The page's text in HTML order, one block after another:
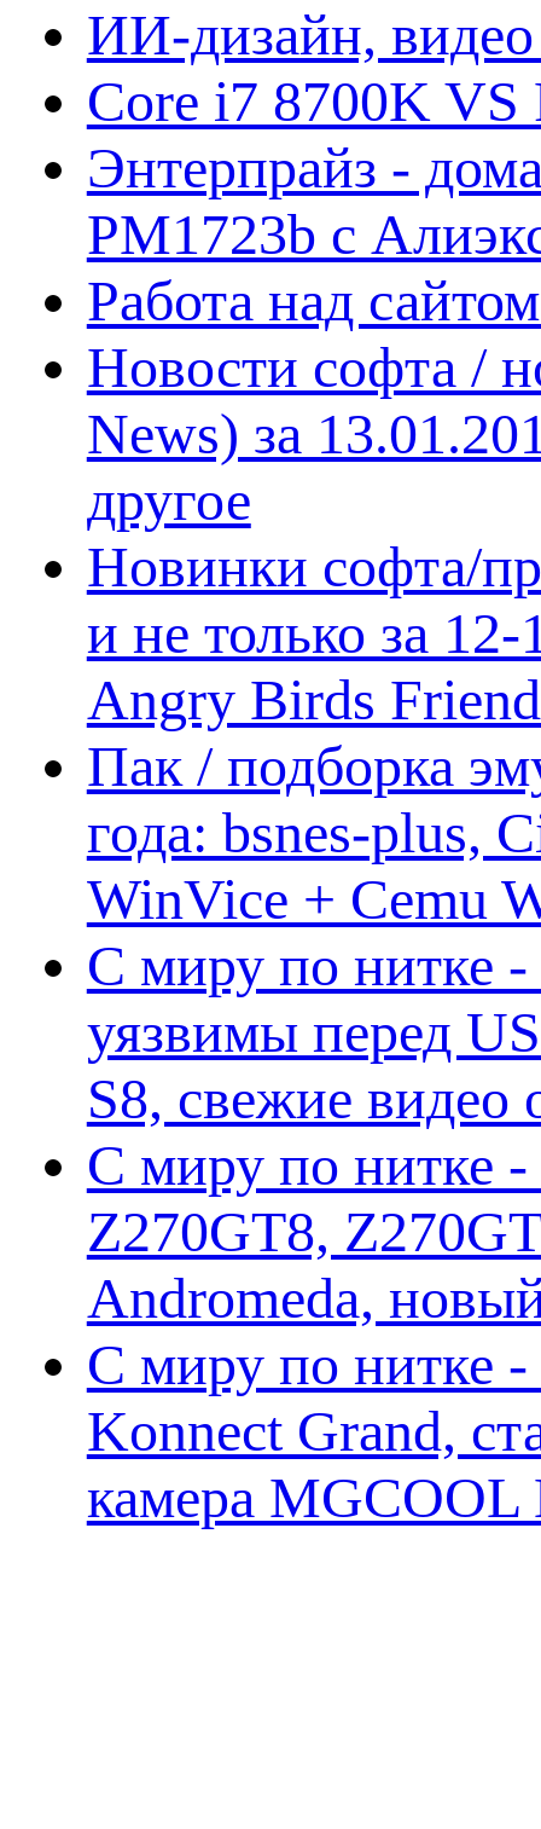
ИИ-дизайн,
Core i7 8700K VS
Энтерпрайз -
PM1723b с
Работа над
Новости софта /
News) за
другое
Новинки софта/
и не только за
Angry Birds
Пак / подборка
года: bsnes-plus,
WinVice + Cemu
С миру по нитке
уязвимы перед
S8, свежие
С миру по нитке -
Z270GT8,
Andromeda,
С миру по нитке -
Konnect Grand,
камера MGCOOL